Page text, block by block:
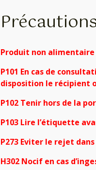
Produit non alimentaire
P101 En cas de
disposition le récipient
P102 Tenir hors de la
P103 Lire l’étiquette
P273 Eviter le rejet
H302 Nocif en cas